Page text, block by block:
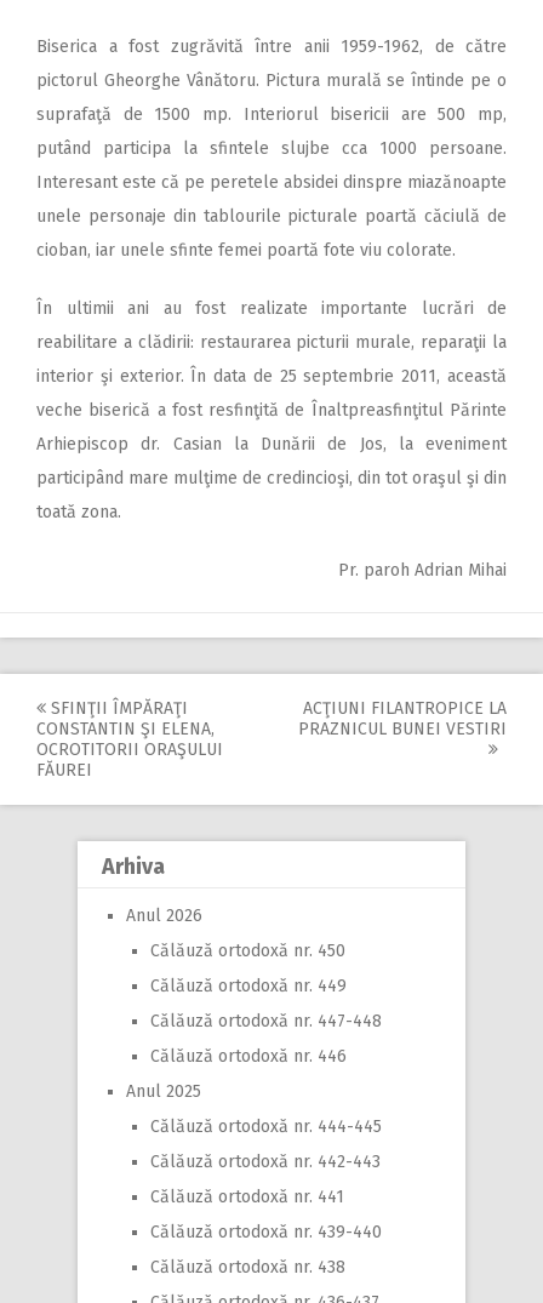
Biserica a fost zugrăvită între anii 1959-1962, de către
pictorul Gheorghe Vânătoru. Pictura murală se întinde pe o
suprafaţă de 1500 mp. Interiorul bisericii are 500 mp,
putând participa la sfintele slujbe cca 1000 persoane.
Interesant este că pe peretele absidei dinspre miazănoapte
unele personaje din tablourile picturale poartă căciulă de
cioban, iar unele sfinte femei poartă fote viu colorate.
În ultimii ani au fost realizate importante lucrări de
reabilitare a clădirii: restaurarea picturii murale, reparaţii la
interior şi exterior. În data de 25 septembrie 2011, această
veche biserică a fost resfinţită de Înaltpreasfinţitul Părinte
Arhiepiscop dr. Casian la Dunării de Jos, la eveniment
participând mare mulţime de credincioşi, din tot oraşul şi din
toată zona.
Pr. paroh Adrian Mihai
Post
navigation
SFINŢII ÎMPĂRAŢI
CONSTANTIN ŞI ELENA,
OCROTITORII ORAŞULUI
FĂUREI
ACŢIUNI FILANTROPICE LA
PRAZNICUL BUNEI VESTIRI
Arhiva
Anul 2026
Călăuză ortodoxă nr. 450
Călăuză ortodoxă nr. 449
Călăuză ortodoxă nr. 447-448
Călăuză ortodoxă nr. 446
Anul 2025
Călăuză ortodoxă nr. 444-445
Călăuză ortodoxă nr. 442-443
Călăuză ortodoxă nr. 441
Călăuză ortodoxă nr. 439-440
Călăuză ortodoxă nr. 438